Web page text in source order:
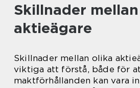
Skillnader
aktieägare
Skillnader mellan olika
viktiga att förstå, både för
maktförhållanden kan vara